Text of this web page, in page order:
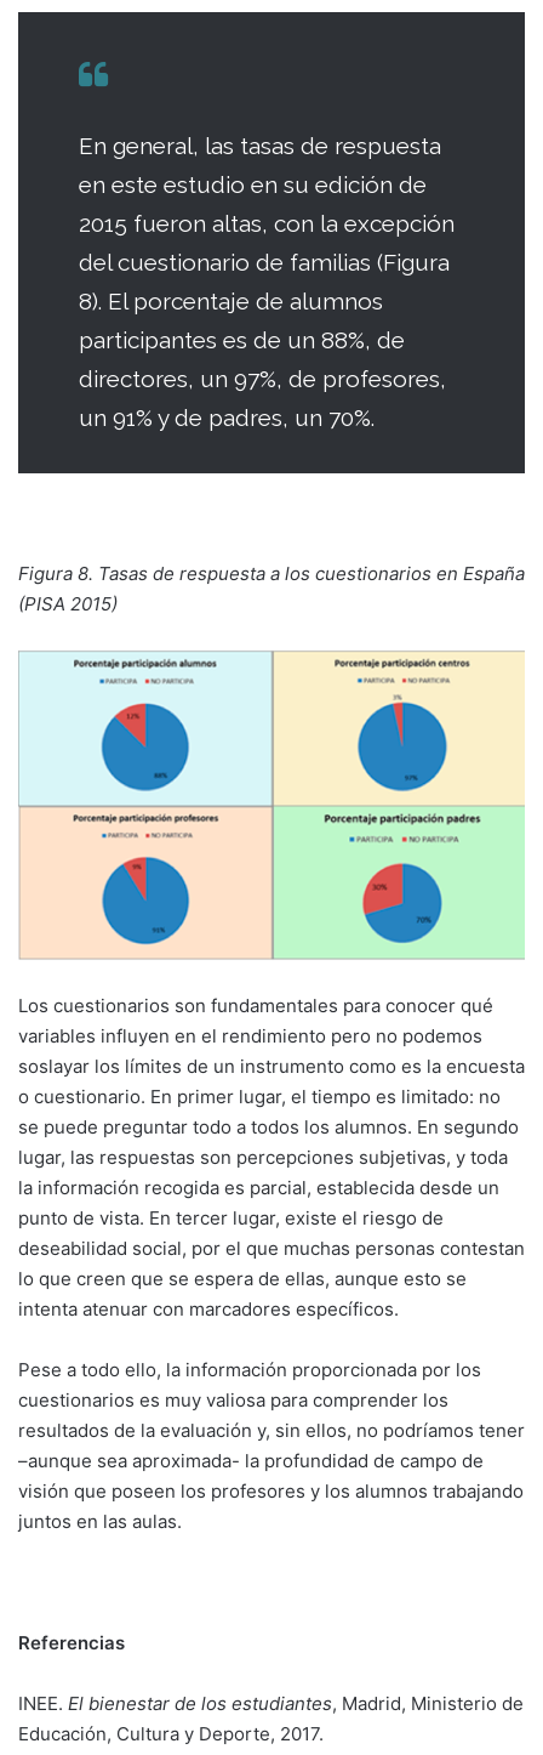
En general, las tasas de respuesta
en este estudio en su edición de
2015 fueron altas, con la excepción
del cuestionario de familias (Figura
8). El porcentaje de alumnos
participantes es de un 88%, de
directores, un 97%, de profesores,
un 91% y de padres, un 70%.
Figura 8. Tasas de respuesta a los cuestionarios en España
(PISA 2015)
Los cuestionarios son fundamentales para conocer qué
variables influyen en el rendimiento pero no podemos
soslayar los límites de un instrumento como es la encuesta
o cuestionario. En primer lugar, el tiempo es limitado: no
se puede preguntar todo a todos los alumnos. En segundo
lugar, las respuestas son percepciones subjetivas, y toda
la información recogida es parcial, establecida desde un
punto de vista. En tercer lugar, existe el riesgo de
deseabilidad social, por el que muchas personas contestan
lo que creen que se espera de ellas, aunque esto se
intenta atenuar con marcadores específicos.
Pese a todo ello, la información proporcionada por los
cuestionarios es muy valiosa para comprender los
resultados de la evaluación y, sin ellos, no podríamos tener
–aunque sea aproximada- la profundidad de campo de
visión que poseen los profesores y los alumnos trabajando
juntos en las aulas.
Referencias
INEE. El bienestar de los estudiantes, Madrid, Ministerio de
Educación, Cultura y Deporte, 2017.